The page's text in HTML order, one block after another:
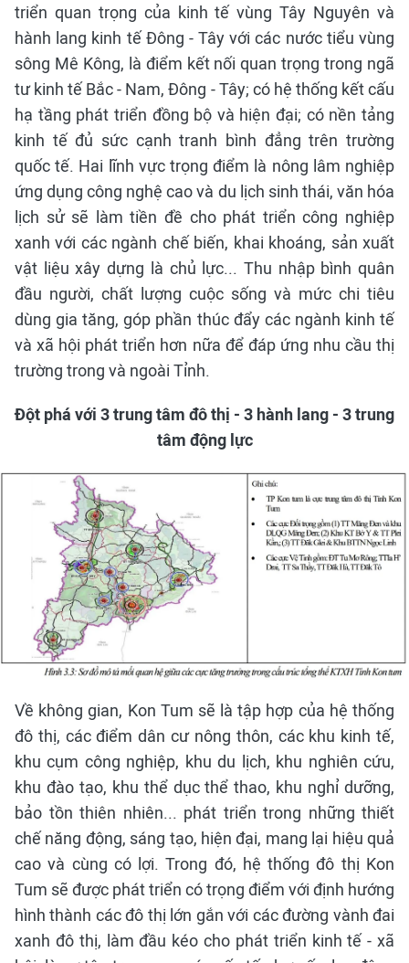
triển quan trọng của kinh tế vùng Tây Nguyên và
hành lang kinh tế Đông - Tây với các nước tiểu vùng
sông Mê Kông, là điểm kết nối quan trọng trong ngã
tư kinh tế Bắc - Nam, Đông - Tây; có hệ thống kết cấu
hạ tầng phát triển đồng bộ và hiện đại; có nền tảng
kinh tế đủ sức cạnh tranh bình đẳng trên trường
quốc tế. Hai lĩnh vực trọng điểm là nông lâm nghiệp
ứng dụng công nghệ cao và du lịch sinh thái, văn hóa
lịch sử sẽ làm tiền đề cho phát triển công nghiệp
xanh với các ngành chế biến, khai khoáng, sản xuất
vật liệu xây dựng là chủ lực... Thu nhập bình quân
đầu người, chất lượng cuộc sống và mức chi tiêu
dùng gia tăng, góp phần thúc đẩy các ngành kinh tế
và xã hội phát triển hơn nữa để đáp ứng nhu cầu thị
trường trong và ngoài Tỉnh.
Đột phá với 3 trung tâm đô thị - 3 hành lang - 3 trung
tâm động lực
Về không gian, Kon Tum sẽ là tập hợp của hệ thống
đô thị, các điểm dân cư nông thôn, các khu kinh tế,
khu cụm công nghiệp, khu du lịch, khu nghiên cứu,
khu đào tạo, khu thể dục thể thao, khu nghỉ dưỡng,
bảo tồn thiên nhiên... phát triển trong những thiết
chế năng động, sáng tạo, hiện đại, mang lại hiệu quả
cao và cùng có lợi. Trong đó, hệ thống đô thị Kon
Tum sẽ được phát triển có trọng điểm với định hướng
hình thành các đô thị lớn gắn với các đường vành đai
xanh đô thị, làm đầu kéo cho phát triển kinh tế - xã